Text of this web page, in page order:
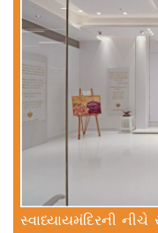
સ્વાધ્યાયમંદિરની